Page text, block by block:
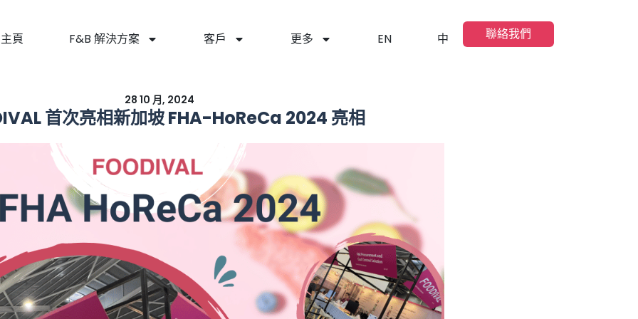
主頁 F&B 解決方案 客戶 更多 EN 中 聯絡我們
28 10 月, 2024
首次亮相新加坡 FHA-HoReCa 2024 亮相